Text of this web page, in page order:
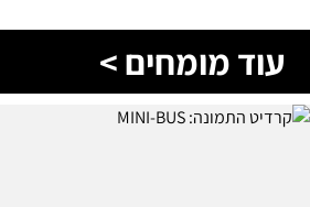
עוד מומחים >